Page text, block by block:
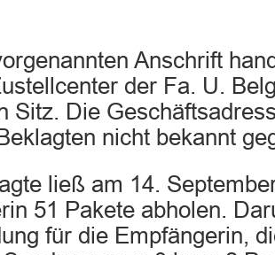
Anschrift
der Fa. U.
Sitz. Die
nicht bekannt
ließ am 14.
51 Pakete abholen.
für die Empfängerin,